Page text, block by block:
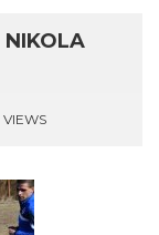
NIKOLA